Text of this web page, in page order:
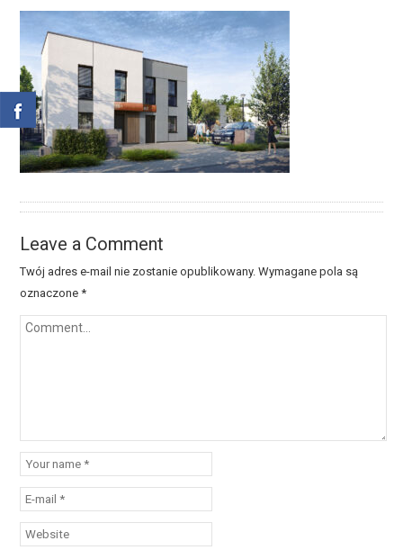
Leave a Comment
Twój adres e-mail nie zostanie opublikowany. Wymagane pola są
oznaczone*